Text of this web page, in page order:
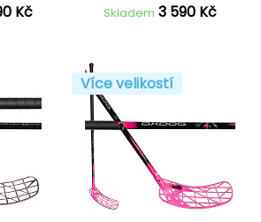
Kč
Skladem 3 590 Kč
Více velikostí